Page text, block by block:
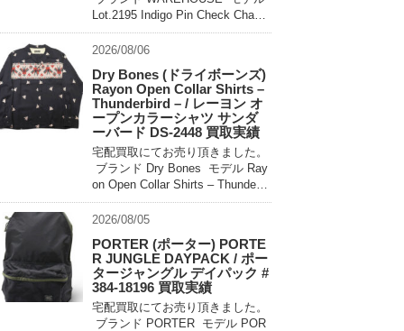
Lot.2195 Indigo Pin Check Chang
e Button Coverall 買取相場 お問
い合わせください。 状態 未使用
2026/08/06
Dry Bones (ドライボーンズ)
Rayon Open Collar Shirts –
Thunderbird – / レーヨン オ
ープンカラーシャツ サンダ
ーバード DS-2448 買取実績
宅配買取にてお売り頂きました。
ブランド Dry Bones モデル Ray
on Open Collar Shirts – Thunderbi
rd – DS-2448 買取相場 お問い合
わせ […]
2026/08/05
PORTER (ポーター) PORTE
R JUNGLE DAYPACK / ポー
タージャングル デイパック #
384-18196 買取実績
宅配買取にてお売り頂きました。
ブランド PORTER モデル POR